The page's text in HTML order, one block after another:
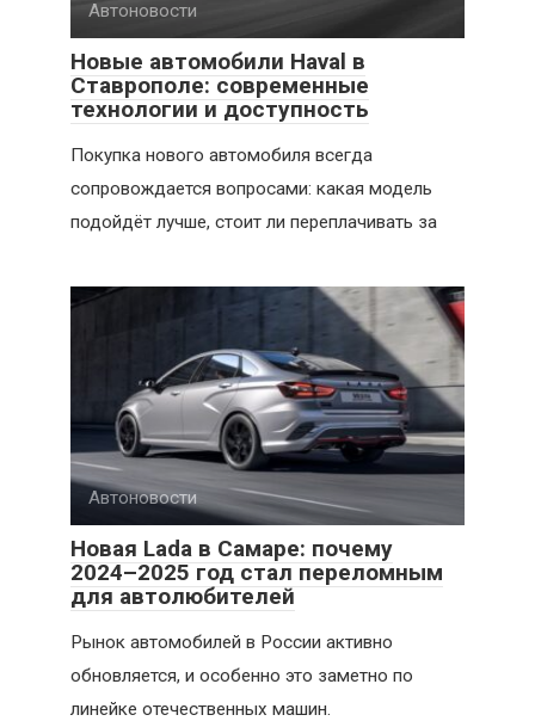
Автоновости
Новые автомобили Haval в
Ставрополе: современные
технологии и доступность
Покупка нового автомобиля всегда
сопровождается вопросами: какая модель
подойдёт лучше, стоит ли переплачивать за
Автоновости
Новая Lada в Самаре: почему
2024–2025 год стал переломным
для автолюбителей
Рынок автомобилей в России активно
обновляется, и особенно это заметно по
линейке отечественных машин.